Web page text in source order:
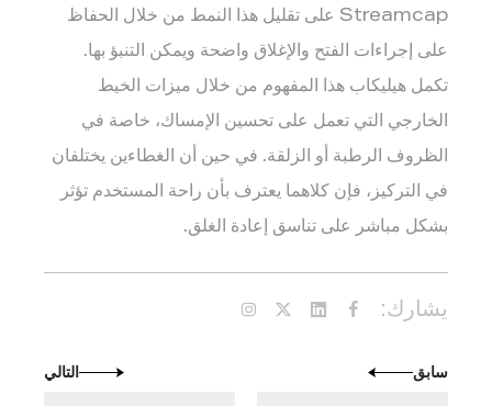
Streamcap على تقليل هذا النمط من خلال الحفاظ
على إجراءات الفتح والإغلاق واضحة ويمكن التنبؤ بها.
تكمل هيليكاب هذا المفهوم من خلال ميزات الخيط
الخارجي التي تعمل على تحسين الإمساك، خاصة في
الظروف الرطبة أو الزلقة. في حين أن الغطاءين يختلفان
في التركيز، فإن كلاهما يعترف بأن راحة المستخدم تؤثر
بشكل مباشر على تناسق إعادة الغلق.
يشارك:
سابق التالي